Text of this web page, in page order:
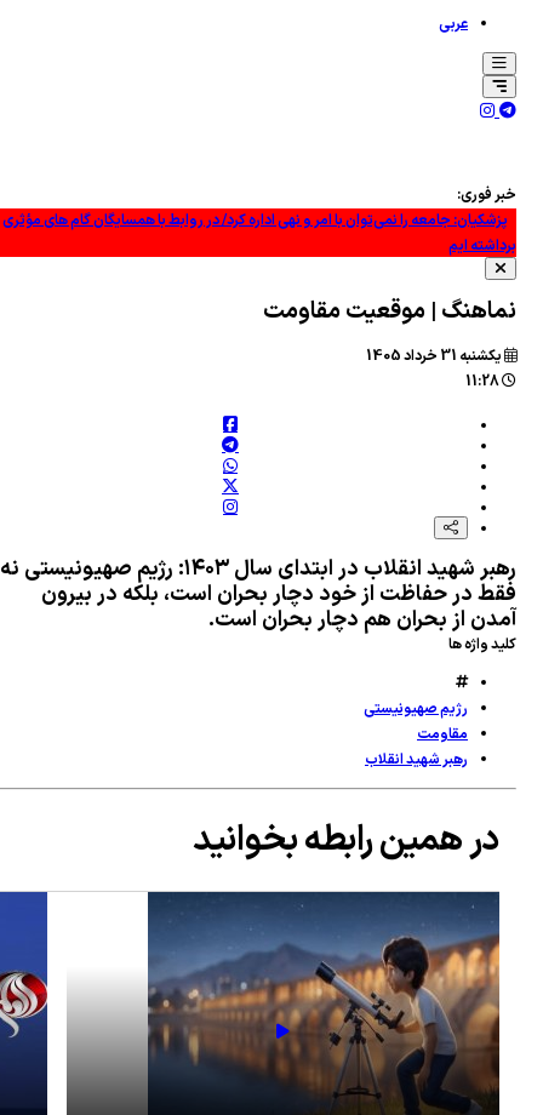
عربی
فوری:
جامعه را نمی‌توان با امر و نهی اداره کرد/ در روابط با همسایگان گام های مؤثری
ایم
«خطوط زرد»: آیا آتش‌بس ۱۴ روزه در غزه موفق خواهد شد؟
تل‌آویو در برابر توافق و افزایش ترس از امتیازدهی آمریکا! +فیلم
نظامی یمنی: عملیات یمن، طرح گسترده عربستان را خنثی کرد +فیلم
آمریکایی به خاطر سر دادن شعار «فلسطین آزاد» بیکار شد
پیش از آنکه کسی بتواند ادعای غنائم جنگی کند، ابتدا باید در جنگ پیروز شده باشد
توافق‌نامه دفاعی مشترک میان عربستان سعودی، پاکستان و ترکیه
حبتور: رویکرد تهاجمی حکومت عربستان علیه همه مردم یمن است
فراکسیون مقاومت: ترامپ به دلیل ارزیابی نادرست از قدرت ایران، در مخمصه افتاده
العالم از جزئیات عملیات جدید یمنی‌ها علیه اهداف سعودی +فیلم
| موقعیت مقاومت
31 خرداد 1405
رهبر شهید انقلاب در ابتدای سال ۱۴۰۳: رژیم صهیونیستی نه
در حفاظت از خود دچار بحران است، بلکه در بیرون
از بحران هم دچار بحران است.
واژه ها
رژیم صهیونیستی
مقاومت
رهبر شهید انقلاب
در همین رابطه بخوانید